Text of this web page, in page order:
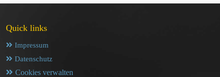
Quick links
Impressum
Datenschutz
Cookies verwalten